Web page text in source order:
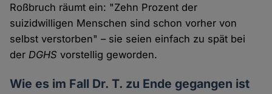
Roßbruch räumt ein: "Zehn Prozent der
suizidwilligen Menschen sind schon vorher von
selbst verstorben" – sie seien einfach zu spät bei
derDGHS vorstellig geworden.
Wie es im Fall Dr. T. zu Ende gegangen ist